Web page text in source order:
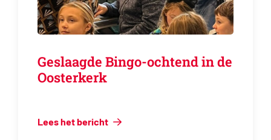
Geslaagde Bingo-ochtend in de
Oosterkerk
Lees het bericht